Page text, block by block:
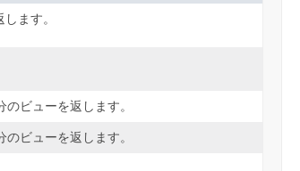
ます。
ビューを返します。
ビューを返します。